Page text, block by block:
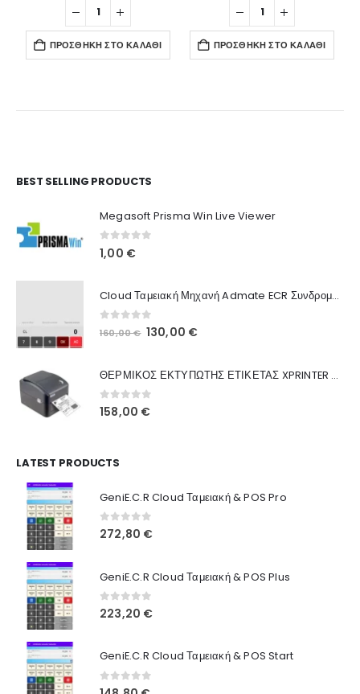
ΠΡΟΣΘΉΚΗ ΣΤΟ ΚΑΛΆΘΙ ΠΡΟΣΘΉΚΗ ΣΤΟ ΚΑΛΆΘΙ
BEST SELLING PRODUCTS
Megasoft Prisma Win Live Viewer
0 out of 5
1,00 €
Cloud Ταμειακή Μηχανή Admate ECR Συνδρομή 12 μηνών
out of 5
160,00€ Original
160,00 €.
130,00 €Η
είναι:
ΘΕΡΜΙΚΟΣ ΕΚΤΥΠΩΤΗΣ ΕΤΙΚΕΤΑΣ XPRINTER XP-420B
0out of 5
158,00 €
LATEST PRODUCTS
GeniE.C.R Cloud Ταμειακή & POS Pro
0out of 5
272,80 €
GeniE.C.R Cloud Ταμειακή & POS Plus
0out of 5
223,20 €
GeniE.C.R Cloud Ταμειακή & POS Start
0out of 5
Ο Λογαριασμός μου
Στοιχεία λογαριασμού
Παραγγελίες
Πληροφορίες Καταστήματος
Ποιοι Είμαστε
Γιατί Εμάς
Blog
Όροι Χρήσης
Τρόποι Αγοράς
Τρόποι Πληρωμής
Τρόποι Αποστολής
Ασφάλεια Πληρωμών